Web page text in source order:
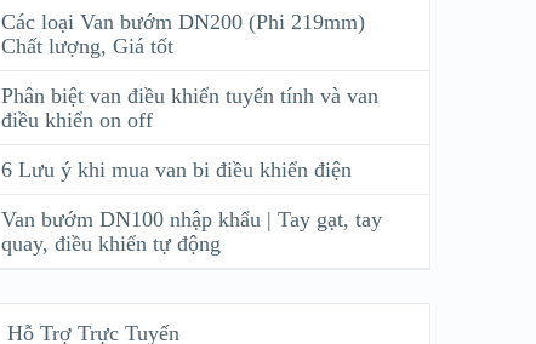
Các loại Van bướm DN200 (Phi 219mm)
Chất lượng, Giá tốt
Phân biệt van điều khiển tuyến tính và van
điều khiển on off
6 Lưu ý khi mua van bi điều khiển điện
Van bướm DN100 nhập khẩu | Tay gạt, tay
quay, điều khiển tự động
Hỗ Trợ Trực Tuyến